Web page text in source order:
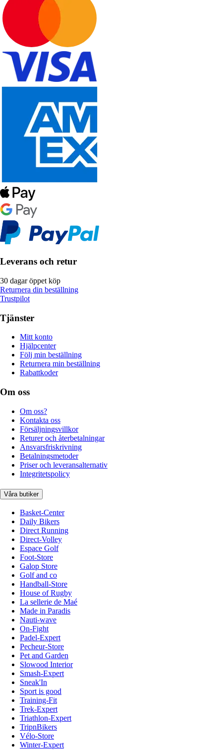
Leverans och retur
30 dagar öppet köp
Returnera din beställning
Trustpilot
Tjänster
Mitt konto
Hjälpcenter
Följ min beställning
Returnera min beställning
Rabattkoder
Om oss
Om oss?
Kontakta oss
Försäljningsvillkor
Returer och återbetalningar
Ansvarsfriskrivning
Betalningsmetoder
Priser och leveransalternativ
Integritetspolicy
Våra butiker
Basket-Center
Daily Bikers
Direct Running
Direct-Volley
Espace Golf
Foot-Store
Galop Store
Golf and co
Handball-Store
House of Rugby
La sellerie de Maé
Made in Paradis
Nauti-wave
On-Fight
Padel-Expert
Pecheur-Store
Pet and Garden
Slowood Interior
Smash-Expert
Sneak'In
Sport is good
Training-Fit
Trek-Expert
Triathlon-Expert
TripnBikers
Vélo-Store
Winter-Expert